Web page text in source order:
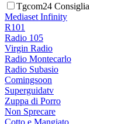
Tgcom24 Consiglia
Mediaset Infinity
R101
Radio 105
Virgin Radio
Radio Montecarlo
Radio Subasio
Comingsoon
Superguidatv
Zuppa di Porro
Non Sprecare
Cotto e Mangiato